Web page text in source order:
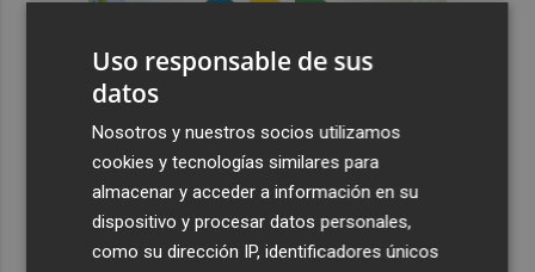
Uso responsable de sus
datos
Nosotros y nuestros socios utilizamos
cookies y tecnologías similares para
almacenar y acceder a información en su
dispositivo y procesar datos personales,
como su dirección IP, identificadores únicos